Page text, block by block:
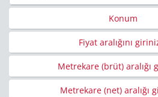
Konum
Fiyat aralığını
Metrekare (brüt) aralığı
Metrekare (net) aralığı